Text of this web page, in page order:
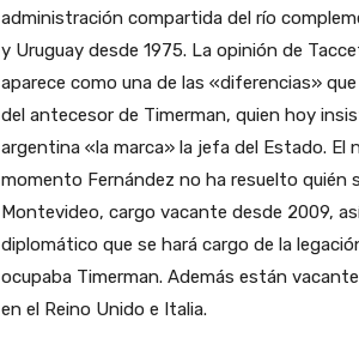
administración compartida del río
y Uruguay desde 1975. La opinión de
aparece como una de las «diferencias»
del antecesor de Timerman, quien hoy
argentina «la marca» la jefa del Estado. El
momento Fernández no ha resuelto quién
Montevideo, cargo vacante desde 2009,
diplomático que se hará cargo de la
ocupaba Timerman. Además están
en el Reino Unido e Italia.